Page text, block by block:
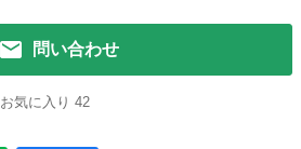
問い合わせ
お気に入り 42